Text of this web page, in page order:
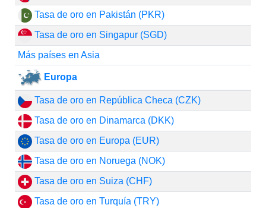
Tasa de oro en Pakistán (PKR)
Tasa de oro en Singapur (SGD)
Más países en Asia
Europa
Tasa de oro en República Checa (CZK)
Tasa de oro en Dinamarca (DKK)
Tasa de oro en Europa (EUR)
Tasa de oro en Noruega (NOK)
Tasa de oro en Suiza (CHF)
Tasa de oro en Turquía (TRY)